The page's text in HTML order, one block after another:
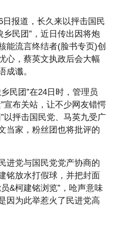
报道，长久来以抨击国民
乡民团”，近日传出因将炮
能流言终结者(脸书专页)创
心，蔡英文执政后会大幅
成谶。
民团”在24日时，管理员
宣布关站，让不少网友错愕
以抨击国民党、马英九受广
当家，粉丝团也将批评的
进党与国民党党产协商的
铭放水打假球，并把封面
&柯建铭浏览”，呛声意味
因为此举惹火了民进党高